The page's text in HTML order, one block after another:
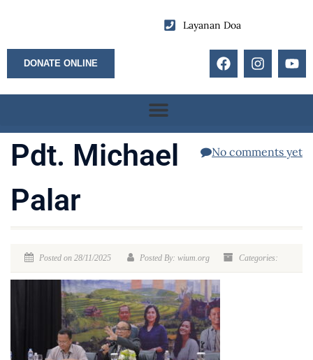
Layanan Doa
DONATE ONLINE
No comments yet
Pdt. Michael
Palar
Posted on 28/11/2025 Posted By: wium.org Categories: